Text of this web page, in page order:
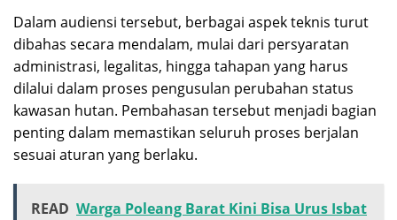
Dalam audiensi tersebut, berbagai aspek teknis turut
dibahas secara mendalam, mulai dari persyaratan
administrasi, legalitas, hingga tahapan yang harus
dilalui dalam proses pengusulan perubahan status
kawasan hutan. Pembahasan tersebut menjadi bagian
penting dalam memastikan seluruh proses berjalan
sesuai aturan yang berlaku.
READ Warga Poleang Barat Kini Bisa Urus Isbat